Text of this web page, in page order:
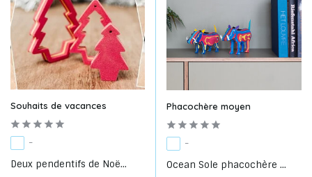
Souhaits de vacances
-
Deux pendentifs de Noë...
Phacochère moyen
-
Ocean Sole phacochère ...